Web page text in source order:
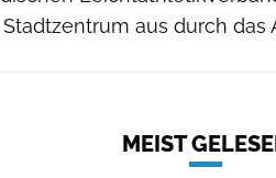
aus durch das
MEIST